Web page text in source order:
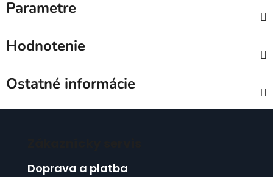
Parametre
Hodnotenie
Ostatné informácie
Doprava a platba